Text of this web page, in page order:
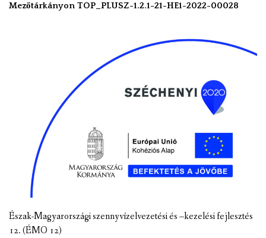
Mezőtárkányon TOP_PLUSZ-1.2.1-21-HE1-2022-00028
Észak-Magyarországi szennyvízelvezetési és –kezelési fejlesztés
12. (ÉMO 12)